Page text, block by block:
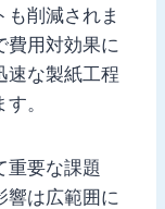
削減されま
費用対効果に
速な製紙工程
。
重要な課題
響は広範囲に